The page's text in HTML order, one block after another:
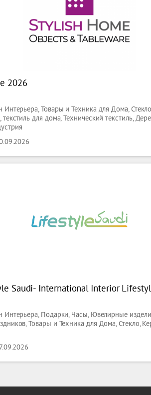
2026
Интерьера, Товары и Техника для Дома,
для дома, Технический текстиль,
Saudi- International Interior
Интерьера, Подарки, Часы, Ювелирные
Товары и Техника для Дома, Стекло,